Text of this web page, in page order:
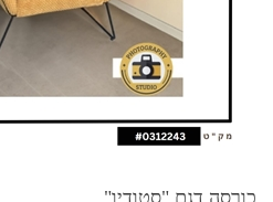
כורסה דגם "סטודיו"